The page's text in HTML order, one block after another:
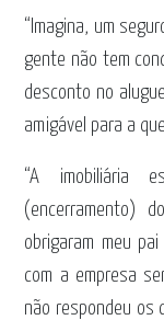
“Imagina, um
gente não tem
desconto no
amigável para a
“A imobiliária
(encerramento)
obrigaram meu
com a empresa
não respondeu os